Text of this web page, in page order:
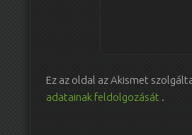
Ez az oldal az Akismet
adatainak feldolgozását .